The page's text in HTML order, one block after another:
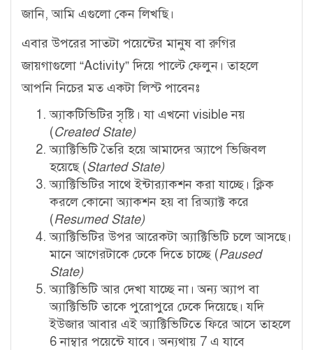
জানি, আমি এগুলো কেন লিখছি।
এবার উপরের সাতটা পয়েন্টের মানুষ বা রুগির
জায়গাগুলো “Activity” দিয়ে পাল্টে ফেলুন। তাহলে
আপনি নিচের মত একটা লিস্ট পাবেনঃ
অ্যাকটিভিটির সৃষ্টি। যা এখনো visible নয়
(Created State)
অ্যাক্টিভিটি তৈরি হয়ে আমাদের অ্যাপে ভিজিবল
হয়েছে (Started State)
অ্যাক্টিভিটির সাথে ইন্টার‍্যাকশন করা যাচ্ছে। ক্লিক
করলে কোনো অ্যাকশন হয় বা রিঅ্যাক্ট করে
(Resumed State)
অ্যাক্টিভিটির উপর আরেকটা অ্যাক্টিভিটি চলে আসছে।
মানে আগেরটাকে ঢেকে দিতে চাচ্ছে (Paused
State)
অ্যাক্টিভিটি আর দেখা যাচ্ছে না। অন্য অ্যাপ বা
অ্যাক্টিভিটি তাকে পুরোপুরে ঢেকে দিয়েছে। যদি
ইউজার আবার এই অ্যাক্টিভিটিতে ফিরে আসে তাহলে
6 নাম্বার পয়েন্টে যাবে। অন্যথায় 7 এ যাবে